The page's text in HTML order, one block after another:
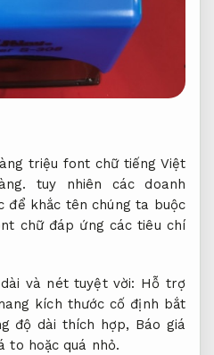
triệu font chữ tiếng Việt
tuy nhiên các doanh
để khắc tên chúng ta buộc
chữ đáp ứng các tiêu chí
và nét tuyệt vời: Hỗ trợ
kích thước cố định bắt
độ dài thích hợp, Báo giá
to hoặc quá nhỏ.